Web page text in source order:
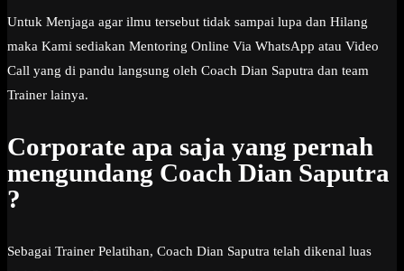
Untuk Menjaga agar ilmu tersebut tidak sampai lupa dan Hilang
maka Kami sediakan Mentoring Online Via WhatsApp atau Video
Call yang di pandu langsung oleh Coach Dian Saputra dan team
Trainer lainya.
Corporate apa saja yang pernah
mengundang Coach Dian Saputra
?
Sebagai Trainer Pelatihan, Coach Dian Saputra telah dikenal luas